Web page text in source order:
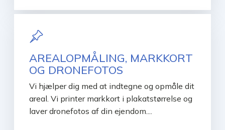
AREALOPMÅLING, MARKKORT
OG DRONEFOTOS
Vi hjælper dig med at indtegne og opmåle dit
areal. Vi printer markkort i plakatstørrelse og
laver dronefotos af din ejendom....